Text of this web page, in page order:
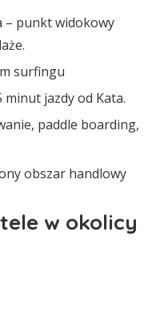
– punkt widokowy
surfingu
jazdy od Kata.
paddle boarding,
obszar handlowy
w okolicy